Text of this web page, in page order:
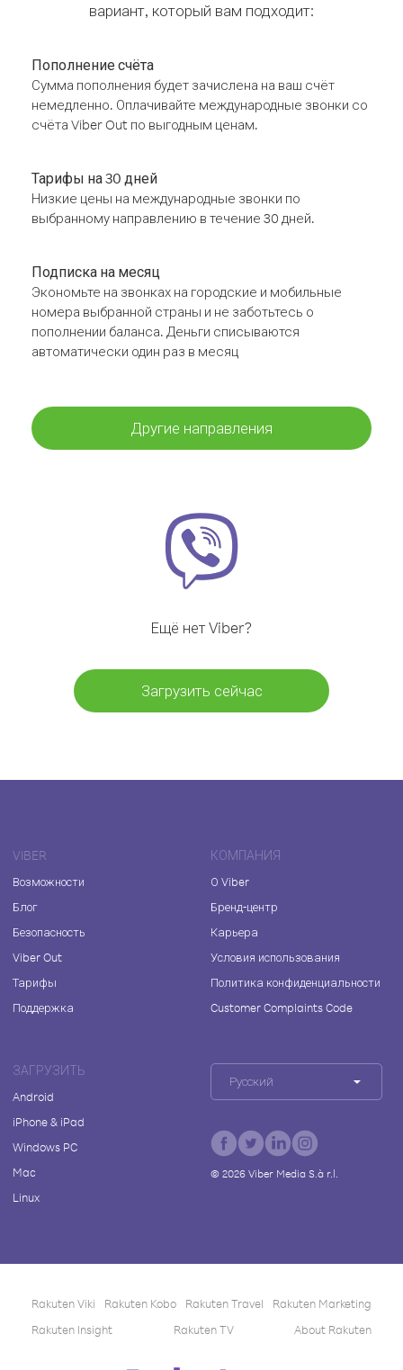
вариант, который вам подходит:
Пополнение счёта
Сумма пополнения будет зачислена на ваш счёт
немедленно. Оплачивайте международные звонки со
счёта Viber Out по выгодным ценам.
Тарифы на 30 дней
Низкие цены на международные звонки по
выбранному направлению в течение 30 дней.
Подписка на месяц
Экономьте на звонках на городские и мобильные
номера выбранной страны и не заботьтесь о
пополнении баланса. Деньги списываются
автоматически один раз в месяц
Другие направления
Ещё нет Viber?
Загрузить сейчас
VIBER
Возможности
Блог
Безопасность
Viber Out
Тарифы
Поддержка
КОМПАНИЯ
О Viber
Бренд-центр
Карьера
Условия использования
Политика конфиденциальности
Customer Complaints Code
ЗАГРУЗИТЬ
Android
iPhone & iPad
Windows PC
Mac
Linux
Русский
© 2026Viber Media S.à r.l.
Rakuten Viki Rakuten Kobo Rakuten Travel
Rakuten Marketing
Rakuten Insight
Rakuten TV About Rakuten